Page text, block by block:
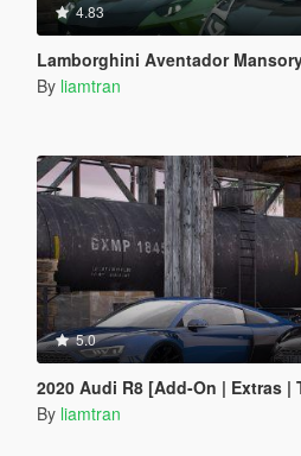
4.83
Lamborghini Aventador Mansory Carbonado
By liamtran
5.0
2020 Audi R8 [Add-On | Extras |
By liamtran